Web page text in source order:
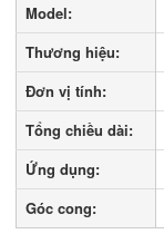
Model:
Thương hiệu:
Đơn vị tính:
Tổng chiều dài:
Ứng dụng:
Góc cong: